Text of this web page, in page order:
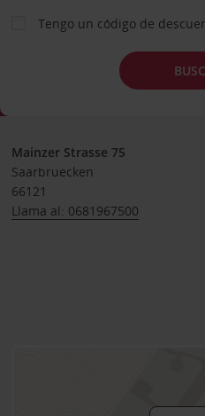
Tengo un código de
Mainzer Strasse 75
Saarbruecken
66121
Llama al: 0681967500